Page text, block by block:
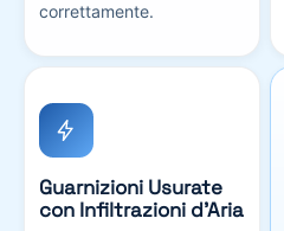
correttamente.
Guarnizioni Usurate
con Infiltrazioni d’Aria